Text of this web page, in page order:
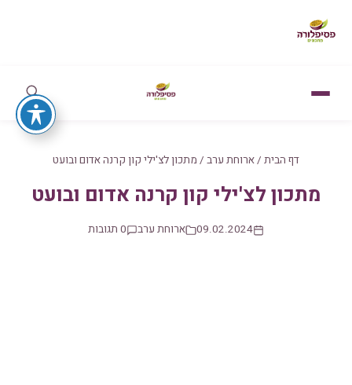
דף הבית /ארוחת ערב / מתכון לצ'ילי קון קרנה אדום ובועט
מתכון לצ'ילי קון קרנה אדום ובועט
09.02.2024 ארוחת ערב 0 תגובות